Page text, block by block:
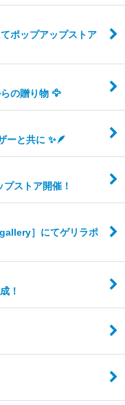
ポップアップストア
の贈り物 🦅
ーと共に ✨🪶
ストア開催！
］にてゲリラポ
！